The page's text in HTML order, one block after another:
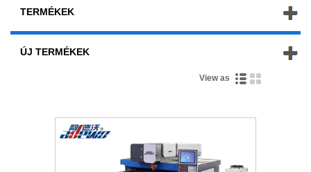
TERMÉKEK
ÚJ TERMÉKEK
View as